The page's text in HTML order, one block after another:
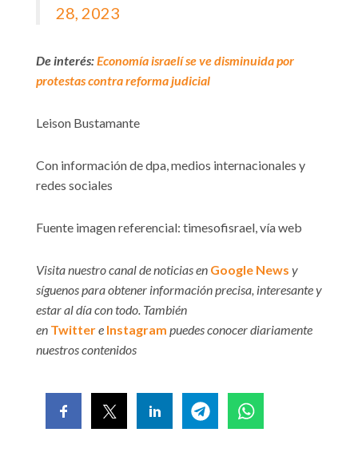
28, 2023
De interés:Economía israelí se ve disminuida por
protestas contra reforma judicial
Leison Bustamante
Con información de dpa, medios internacionales y
redes sociales
Fuente imagen referencial: timesofisrael, vía web
Visita nuestro canal de noticias en Google News y
síguenos para obtener información precisa, interesante y
estar al día con todo. También
en Twittere Instagram puedes conocer diariamente
nuestros contenidos